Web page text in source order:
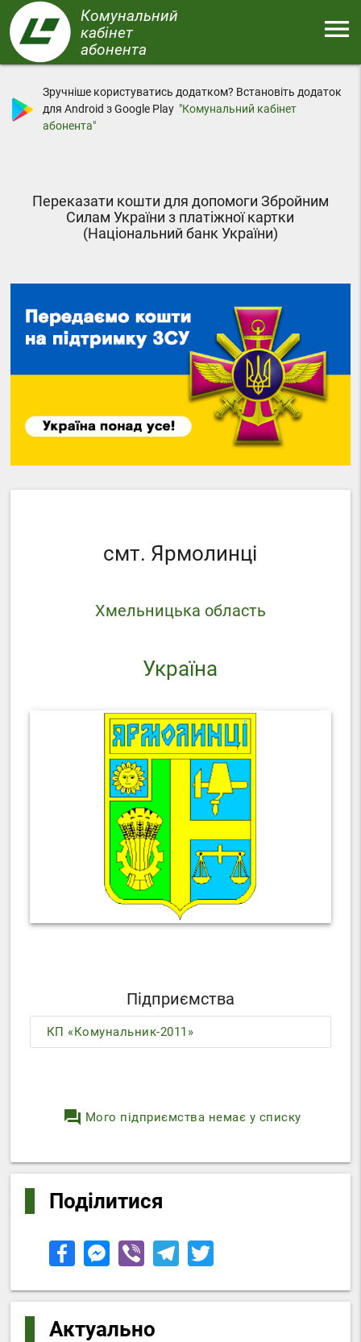
Перейти
до
основного
вмісту
Комунальний
кабінет
абонента
menu
Зручніше користуватись додатком? Встановіть додаток
для Android з Google Play "Комунальний кабінет
абонента"
Переказати кошти для допомоги Збройним
Силам України з платіжної картки
(Національний банк України)
смт. Ярмолинці
Хмельницька область
Україна
Підприємства
КП «Комунальник-2011»
question_answer Мого підприємства немає у списку
Поділитися
Актуально